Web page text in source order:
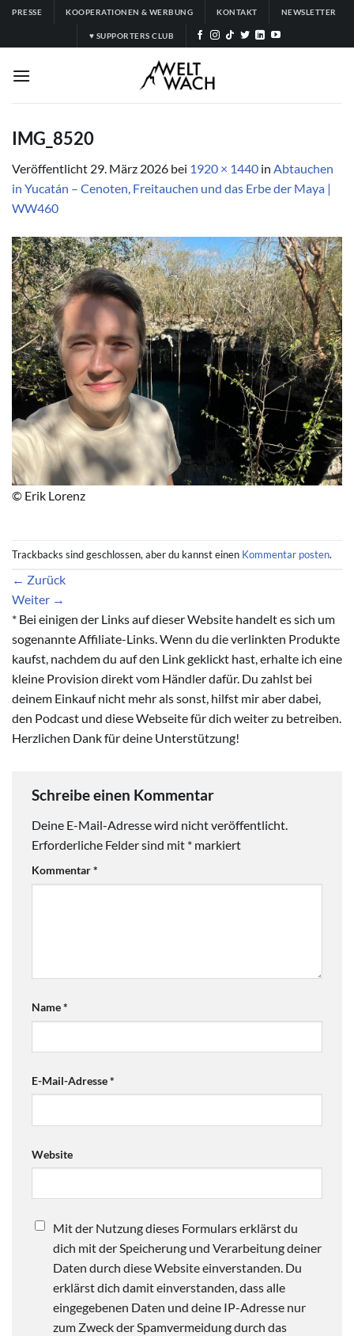
Zum
springen
PRESSE KOOPERATIONEN & WERBUNG KONTAKT NEWSLETTER
♥ SUPPORTERS CLUB
IMG_8520
Veröffentlicht 29. März 2026 bei 1920 × 1440 in Abtauchen
in Yucatán – Cenoten, Freitauchen und das Erbe der Maya |
WW460
© Erik Lorenz
Trackbacks sind geschlossen, aber du kannst einen Kommentar posten.
← Zurück
Weiter →
* Bei einigen der Links auf dieser Website handelt es sich um
sogenannte Affiliate-Links. Wenn du die verlinkten Produkte
kaufst, nachdem du auf den Link geklickt hast, erhalte ich eine
kleine Provision direkt vom Händler dafür. Du zahlst bei
deinem Einkauf nicht mehr als sonst, hilfst mir aber dabei,
den Podcast und diese Webseite für dich weiter zu betreiben.
Herzlichen Dank für deine Unterstützung!
Schreibe einen Kommentar
Deine E-Mail-Adresse wird nicht veröffentlicht.
Erforderliche Felder sind mit * markiert
Kommentar*
Name*
E-Mail-Adresse*
Website
Mit der Nutzung dieses Formulars erklärst du
dich mit der Speicherung und Verarbeitung deiner
Daten durch diese Website einverstanden. Du
erklärst dich damit einverstanden, dass alle
eingegebenen Daten und deine IP-Adresse nur
zum Zweck der Spamvermeidung durch das